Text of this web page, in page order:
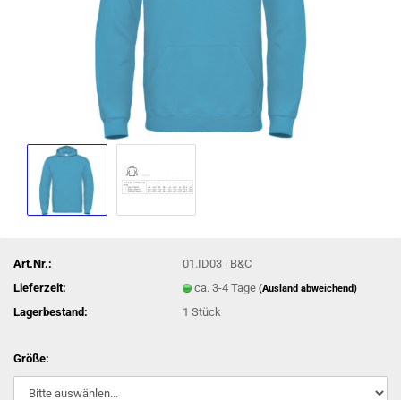
Art.Nr.:
01.ID03 | B&C
Lieferzeit:
ca. 3-4 Tage(Ausland abweichend)
Lagerbestand: 1Stück
Größe: